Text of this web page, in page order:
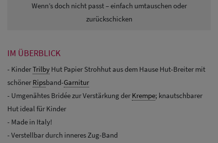
Wenn’s doch nicht passt – einfach umtauschen oder
zurückschicken
IM ÜBERBLICK
- KinderTrilby Hut Papier Strohhut aus dem Hause Hut-Breiter mit
schöner Ripsband-Garnitur
- Umgenähtes Bridée zur Verstärkung der Krempe; knautschbarer
Hut ideal für Kinder
- Made in Italy!
- Verstellbar durch inneres Zug-Band